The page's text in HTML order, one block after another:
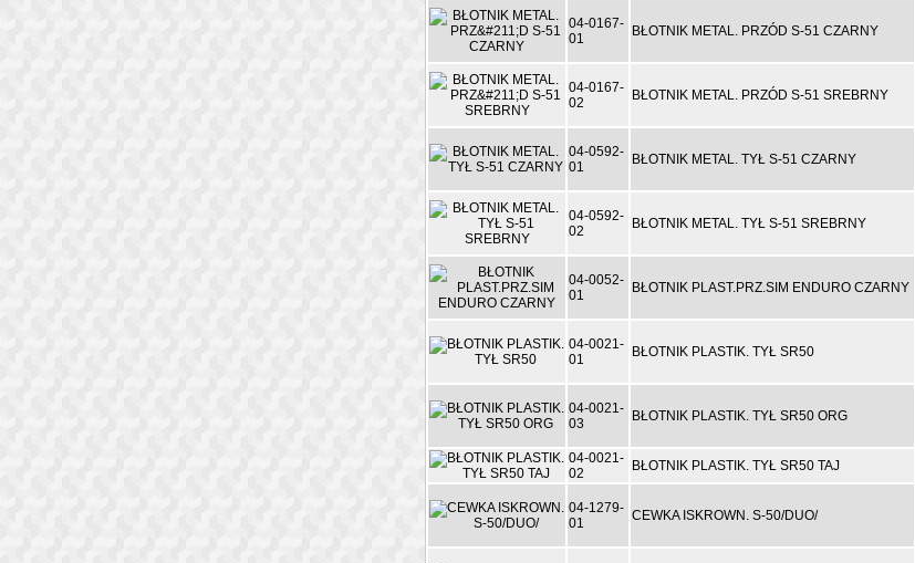
04-0167-
01
BŁOTNIK METAL. PRZÓD S-51 CZARNY
04-0167-
02
BŁOTNIK METAL. PRZÓD S-51 SREBRNY
04-0592-
01
BŁOTNIK METAL. TYŁ S-51 CZARNY
04-0592-
02
BŁOTNIK METAL. TYŁ S-51 SREBRNY
04-0052-
01
BŁOTNIK PLAST.PRZ.SIM ENDURO CZARNY
04-0021-
01
BŁOTNIK PLASTIK. TYŁ SR50
04-0021-
03
BŁOTNIK PLASTIK. TYŁ SR50 ORG
04-0021-
02
BŁOTNIK PLASTIK. TYŁ SR50 TAJ
04-1279-
01
CEWKA ISKROWN. S-50/DUO/